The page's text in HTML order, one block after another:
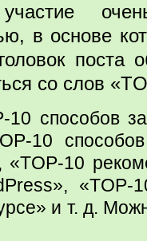
в основе
поста
со слов
способов
10
«TOP-10
«TOP-
и т. д.